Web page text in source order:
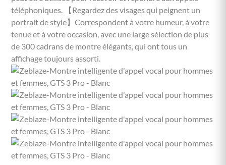
téléphoniques. 【Regardez des visages qui peignent un
portrait de style】Correspondent à votre humeur, à votre
tenue et à votre occasion, avec une large sélection de plus
de 300 cadrans de montre élégants, qui ont tous un
affichage toujours assorti.